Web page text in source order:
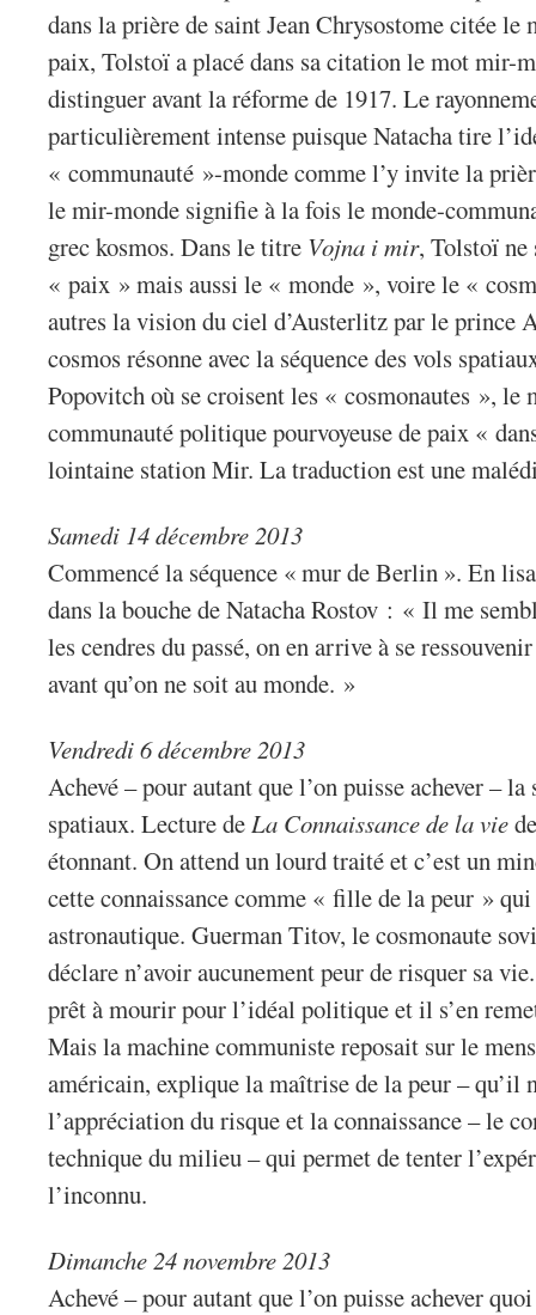
dans la prière de saint Jean Chrysostome citée
paix, Tolstoï a placé dans sa citation le mot mir-
distinguer avant la réforme de 1917. Le
particulièrement intense puisque Natacha tire
« communauté »-monde comme l’y invite la
le mir-monde signifie à la fois le monde-
grec kosmos. Dans le titre Vojna i mir, Tolstoï ne
« paix » mais aussi le « monde », voire le «
autres la vision du ciel d’Austerlitz par le prince
cosmos résonne avec la séquence des vols
Popovitch où se croisent les « cosmonautes », le
communauté politique pourvoyeuse de paix «
lointaine station Mir. La traduction est une
Samedi 14 décembre 2013
Commencé la séquence « mur de Berlin ». En
dans la bouche de Natacha Rostov : « Il me
les cendres du passé, on en arrive à se
avant qu’on ne soit au monde. »
Vendredi 6 décembre 2013
Achevé – pour autant que l’on puisse achever – la
spatiaux. Lecture deLa Connaissance de la vie
étonnant. On attend un lourd traité et c’est un
cette connaissance comme « fille de la peur » qui
astronautique. Guerman Titov, le cosmonaute
déclare n’avoir aucunement peur de risquer sa
prêt à mourir pour l’idéal politique et il s’en
Mais la machine communiste reposait sur le
américain, explique la maîtrise de la peur – qu’il
l’appréciation du risque et la connaissance – le
technique du milieu – qui permet de tenter
l’inconnu.
Dimanche 24 novembre 2013
Achevé – pour autant que l’on puisse achever